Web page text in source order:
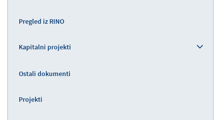
Pregled iz RINO
Kapitalni projekti
Ostali dokumenti
Projekti